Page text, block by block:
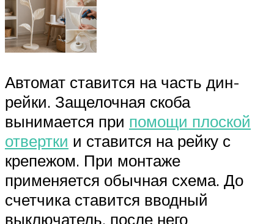
Автомат ставится на часть дин-
рейки. Защелочная скоба
вынимается при помощи плоской
отвертки и ставится на рейку с
крепежом. При монтаже
применяется обычная схема. До
счетчика ставится вводный
выключатель, после него